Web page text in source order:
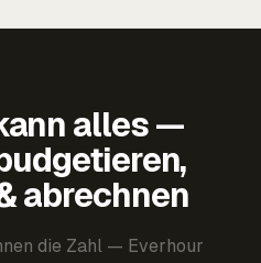
alles —
abrechnen
die Zahl — Everhour